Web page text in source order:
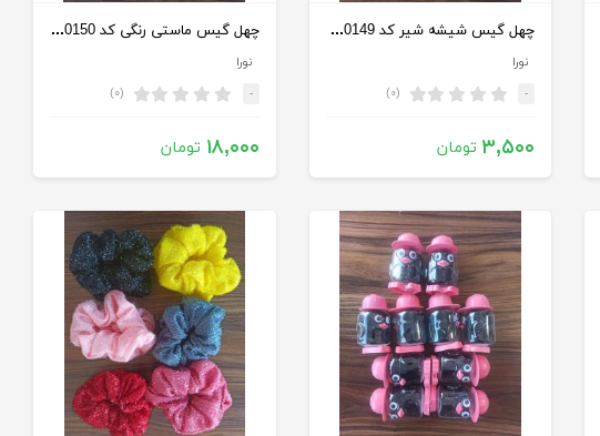
چهل گیس شیشه شیر کد 1000149
نورا
- (۰)
۳,۵۰۰ تومان
چهل گیس ماستی رنگی کد 1000150
نورا
- (۰)
۱۸,۰۰۰ تومان